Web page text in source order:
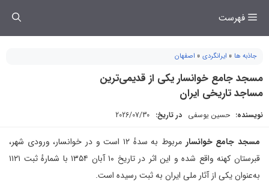
فهرست
جاذبه ها » ایرانگردی » اصفهان
مسجد جامع خوانسار یکی از قدیمی‌ترین
مساجد تاریخی ایران
نویسنده: حسین یوسفی در تاریخ: 2026/07/30
مسجد جامع خوانسار
مربوط به سدهٔ ۱۲ است و در خوانسار، ورودی شهر،
قبرستان کهنه واقع شده و این اثر در تاریخ ۱۰ آبان ۱۳۵۴ با شمارهٔ ثبت ۱۱۲۱
به‌عنوان یکی از آثار ملی ایران به ثبت رسیده است.